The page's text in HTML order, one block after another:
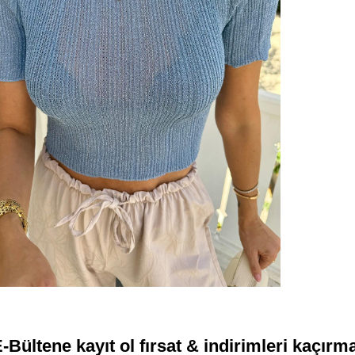
Bültene kayıt ol fırsat & indirimleri